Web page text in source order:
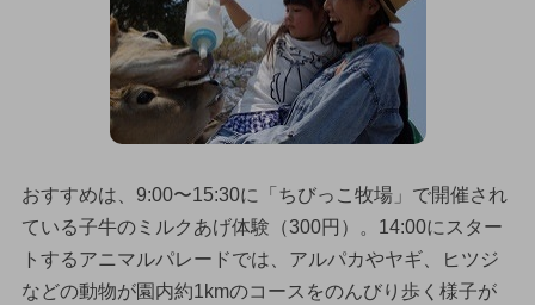
おすすめは、9:00〜15:30に「ちびっこ牧場」で開催され
ている子牛のミルクあげ体験（300円）。14:00にスター
トするアニマルパレードでは、アルパカやヤギ、ヒツジ
などの動物が園内約1kmのコースをのんびり歩く様子が